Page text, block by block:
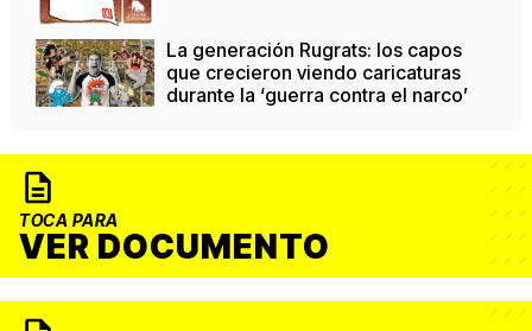
La generación Rugrats: los capos
que crecieron viendo caricaturas
durante la ‘guerra contra el narco’
TOCA PARA
VER DOCUMENTO